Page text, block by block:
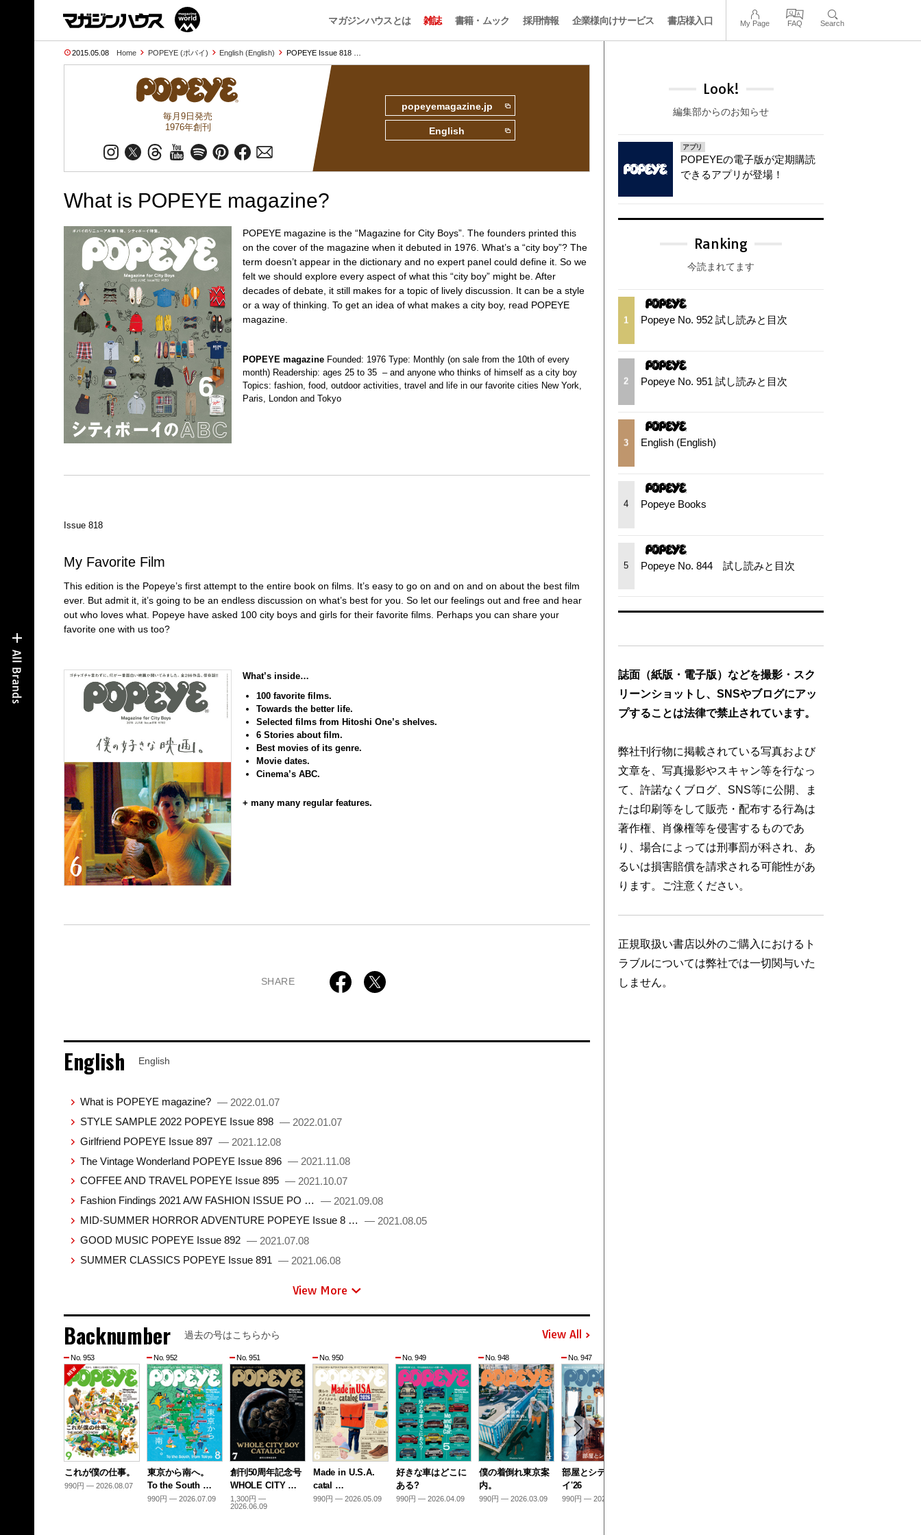
マガジンハウスとは 雑誌 書籍・ムック 採用情報 企業様向けサービス 書店様入口 My Page FAQ Search
2015.05.08 Home POPEYE (ポパイ) English (English) POPEYE Issue 818 …
毎月9日発売
1976年創刊
popeyemagazine.jp
English
What is POPEYE magazine?
POPEYE magazine is the “Magazine for City Boys”. The founders printed this
on the cover of the magazine when it debuted in 1976. What’s a “city boy”? The
term doesn’t appear in the dictionary and no expert panel could define it. So we
felt we should explore every aspect of what this “city boy” might be. After
decades of debate, it still makes for a topic of lively discussion. It can be a style
or a way of thinking. To get an idea of what makes a city boy, read POPEYE
magazine.
POPEYE magazineFounded: 1976 Type: Monthly (on sale from the 10th of every
month) Readership: ages 25 to 35 – and anyone who thinks of himself as a city boy
Topics: fashion, food, outdoor activities, travel and life in our favorite cities New York,
Paris, London and Tokyo
Issue 818
My Favorite Film
This edition is the Popeye’s first attempt to the entire book on films. It’s easy to go on and on and on about the best film
ever. But admit it, it’s going to be an endless discussion on what’s best for you. So let our feelings out and free and hear
out who loves what. Popeye have asked 100 city boys and girls for their favorite films. Perhaps you can share your
favorite one with us too?
What’s inside…
100 favorite films.
Towards the better life.
Selected films from Hitoshi One’s shelves.
6 Stories about film.
Best movies of its genre.
Movie dates.
Cinema’s ABC.
+ many many regular features.
SHARE
English English
What is POPEYE magazine? — 2022.01.07
STYLE SAMPLE 2022 POPEYE Issue 898 — 2022.01.07
Girlfriend POPEYE Issue 897 — 2021.12.08
The Vintage Wonderland POPEYE Issue 896 — 2021.11.08
COFFEE AND TRAVEL POPEYE Issue 895 — 2021.10.07
Fashion Findings 2021 A/W FASHION ISSUE PO …
— 2021.09.08
MID-SUMMER HORROR ADVENTURE POPEYE Issue 8 …
— 2021.08.05
GOOD MUSIC POPEYE Issue 892 — 2021.07.08
SUMMER CLASSICS POPEYE Issue 891 — 2021.06.08
View More
Backnumber 過去の号はこちらから View All
No. 953
これが僕の仕事。
990円 — 2026.08.07
No. 952
東京から南へ。
To the South …
990円 — 2026.07.09
No. 951
創刊50周年記念号
WHOLE CITY …
1,300円 —
2026.06.09
No. 950
Made in U.S.A.
catal …
990円 — 2026.05.09
No. 949
好きな車はどこに
ある?
990円 — 2026.04.09
No. 948
僕の着倒れ東京案
内。
990円 — 2026.03.09
No. 947
部屋とシティボー
イ'26
990円 — 2026.02.09
Look!
編集部からのお知らせ
アプリ
POPEYEの電子版が定期購読
できるアプリが登場！
Ranking
今読まれてます
1 Popeye No. 952 試し読みと目次
2 Popeye No. 951 試し読みと目次
3 English (English)
4 Popeye Books
5 Popeye No. 844 試し読みと目次
誌面（紙版・電子版）などを撮影・スク
リーンショットし、SNSやブログにアッ
プすることは法律で禁止されています。
弊社刊行物に掲載されている写真および
文章を、写真撮影やスキャン等を行なっ
て、許諾なくブログ、SNS等に公開、ま
たは印刷等をして販売・配布する行為は
著作権、肖像権等を侵害するものであ
り、場合によっては刑事罰が科され、あ
るいは損害賠償を請求される可能性があ
ります。ご注意ください。
正規取扱い書店以外のご購入におけるト
ラブルについては弊社では一切関与いた
しません。